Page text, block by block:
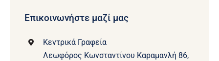
Επικοινωνήστε μαζί μας
Κεντρικά Γραφεία
Λεωφόρος Κωνσταντίνου Καραμανλή 86,